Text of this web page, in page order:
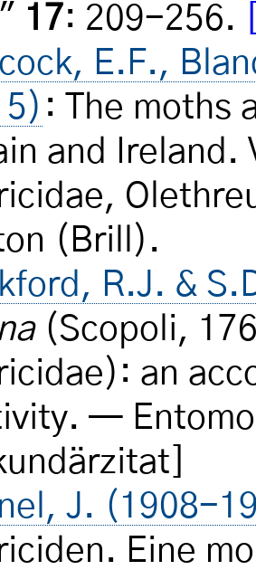
17: 209-256.
E.F.,
: The moths
and Ireland.
(Brill).
R.J. &
(Scopoli,
an
—
J. (1908-
Eine